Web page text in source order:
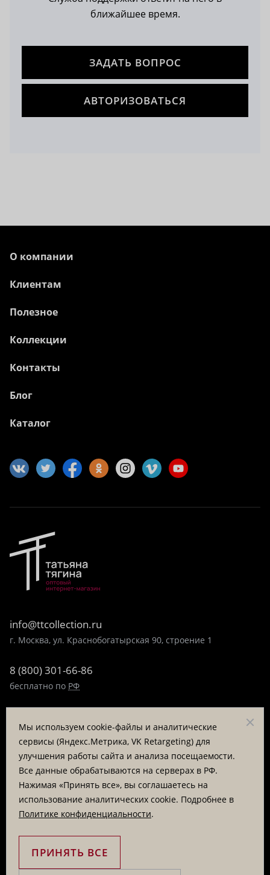
ближайшее время.
ЗАДАТЬ ВОПРОС
АВТОРИЗОВАТЬСЯ
О компании
Клиентам
Полезное
Коллекции
Контакты
Блог
Каталог
info@ttcollection.ru
г. Москва, ул. Краснобогатырская 90, строение 1
8 (800) 301-66-86
бесплатно по РФ
пн-пт 9:00-17:00
Заказать звонок
Вся информация на сайте представлена для ознакомления
и не является публичной офертой
Мы используем cookie-файлы и аналитические
сервисы (Яндекс.Метрика, VK Retargeting) для
улучшения работы сайта и анализа посещаемости.
Все данные обрабатываются на серверах в РФ.
Нажимая «Принять все», вы соглашаетесь на
использование аналитических cookie. Подробнее в
Политике конфиденциальности.
ПРИНЯТЬ ВСЕ